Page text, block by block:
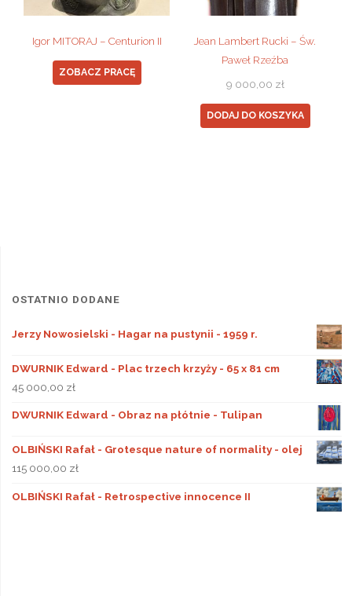
Igor MITORAJ – Centurion II
ZOBACZ PRACĘ
Jean Lambert Rucki – Św.
Paweł Rzeźba
9 000,00 zł
DODAJ DO KOSZYKA
OSTATNIO DODANE
Jerzy Nowosielski - Hagar na pustynii - 1959 r.
DWURNIK Edward - Plac trzech krzyży - 65 x 81 cm
45 000,00 zł
DWURNIK Edward - Obraz na płótnie - Tulipan
OLBIŃSKI Rafał - Grotesque nature of normality - olej
115 000,00 zł
OLBIŃSKI Rafał - Retrospective innocence II